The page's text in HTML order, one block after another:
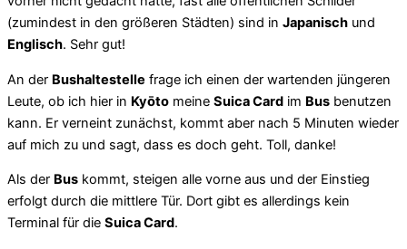
(zumindest in den größeren Städten) sind in Japanisch und
Englisch. Sehr gut!
An der Bushaltestelle frage ich einen der wartenden jüngeren
Leute, ob ich hier in Kyōto meine Suica Card im Bus benutzen
kann. Er verneint zunächst, kommt aber nach 5 Minuten wieder
auf mich zu und sagt, dass es doch geht. Toll, danke!
Als der Bus kommt, steigen alle vorne aus und der Einstieg
erfolgt durch die mittlere Tür. Dort gibt es allerdings kein
Terminal für die Suica Card.